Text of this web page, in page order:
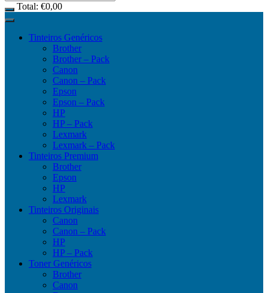
Total: €0,00
Tinteiros Genéricos
Brother
Brother – Pack
Canon
Canon – Pack
Epson
Epson – Pack
HP
HP – Pack
Lexmark
Lexmark – Pack
Tinteiros Premium
Brother
Epson
HP
Lexmark
Tinteiros Originais
Canon
Canon – Pack
HP
HP – Pack
Toner Genéricos
Brother
Canon